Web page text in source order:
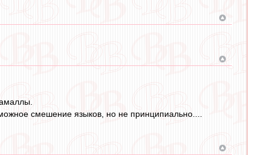
смешение языков, но не принципиально....